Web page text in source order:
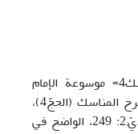
. انظر: المعتمد في شرح المناسك4= موسوعة الإمام
الخوئيّ;29: 320، مستند الناسك في شرح المناسك (الحجّ4)،
تقرير الشهيد الشيخ مرتضى البروجرديّ;2: 249، الواضح في